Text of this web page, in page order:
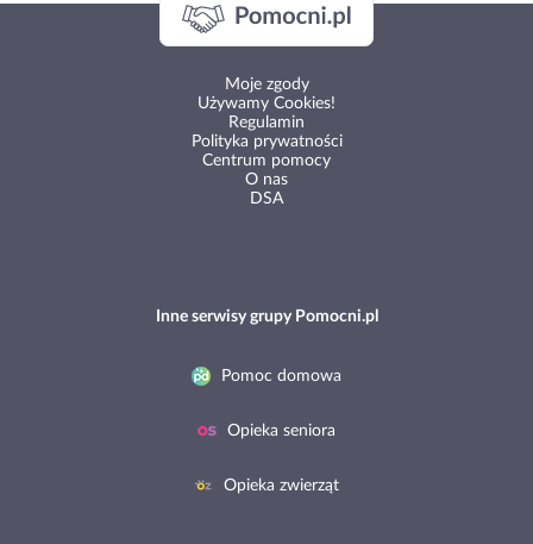
Moje zgody
Używamy Cookies!
Regulamin
Polityka prywatności
Centrum pomocy
O nas
DSA
Inne serwisy grupy Pomocni.pl
Pomoc domowa
Opieka seniora
Opieka zwierząt